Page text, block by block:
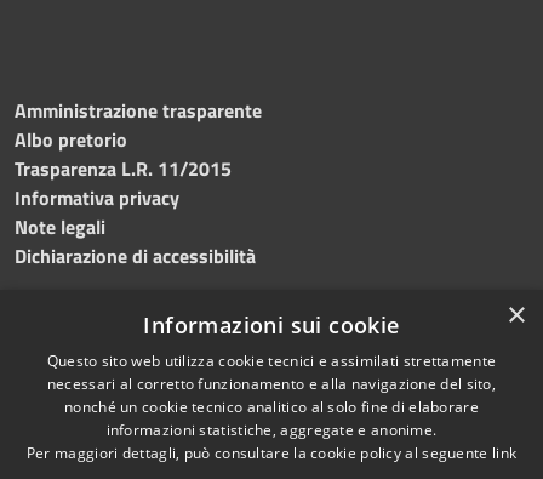
Amministrazione trasparente
Albo pretorio
Trasparenza L.R. 11/2015
Informativa privacy
Note legali
Dichiarazione di accessibilità
RSS
Accessibilità
Cookie
Copyright © 2026 • Comune di
Custonaci • Powered by
Municipium•Accesso
redazione
×
Informazioni sui cookie
Questo sito web utilizza cookie tecnici e assimilati strettamente
necessari al corretto funzionamento e alla navigazione del sito,
nonché un cookie tecnico analitico al solo fine di elaborare
informazioni statistiche, aggregate e anonime.
Per maggiori dettagli, può consultare la cookie policy al seguente link